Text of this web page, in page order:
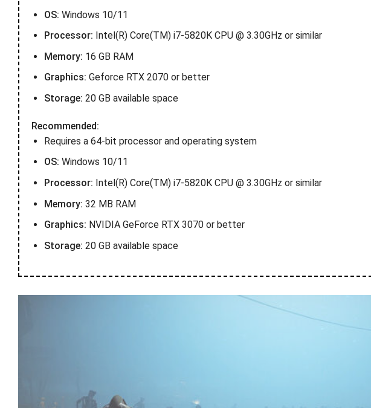
OS: Windows 10/11
Processor: Intel(R) Core(TM) i7-5820K CPU @ 3.30GHz or similar
Memory: 16 GB RAM
Graphics: Geforce RTX 2070 or better
Storage: 20 GB available space
Recommended:
Requires a 64-bit processor and operating system
OS: Windows 10/11
Processor: Intel(R) Core(TM) i7-5820K CPU @ 3.30GHz or similar
Memory: 32 MB RAM
Graphics: NVIDIA GeForce RTX 3070 or better
Storage: 20 GB available space